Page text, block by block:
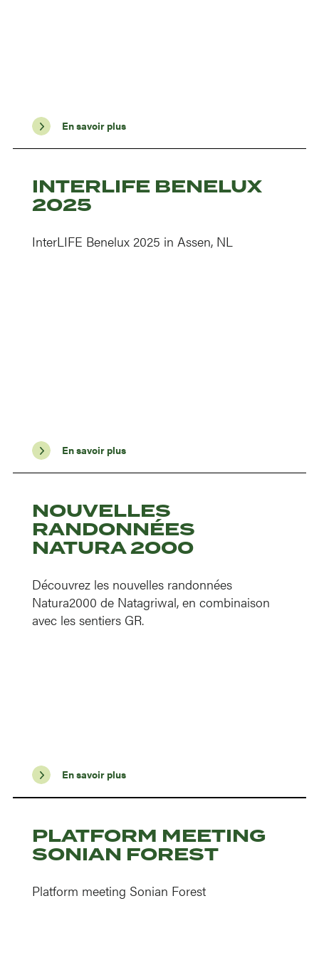
En savoir plus
INTERLIFE BENELUX
2025
InterLIFE Benelux 2025 in Assen, NL
En savoir plus
NOUVELLES
RANDONNÉES
NATURA 2000
Découvrez les nouvelles randonnées
Natura2000 de Natagriwal, en combinaison
avec les sentiers GR.
En savoir plus
PLATFORM MEETING
SONIAN FOREST
Platform meeting Sonian Forest